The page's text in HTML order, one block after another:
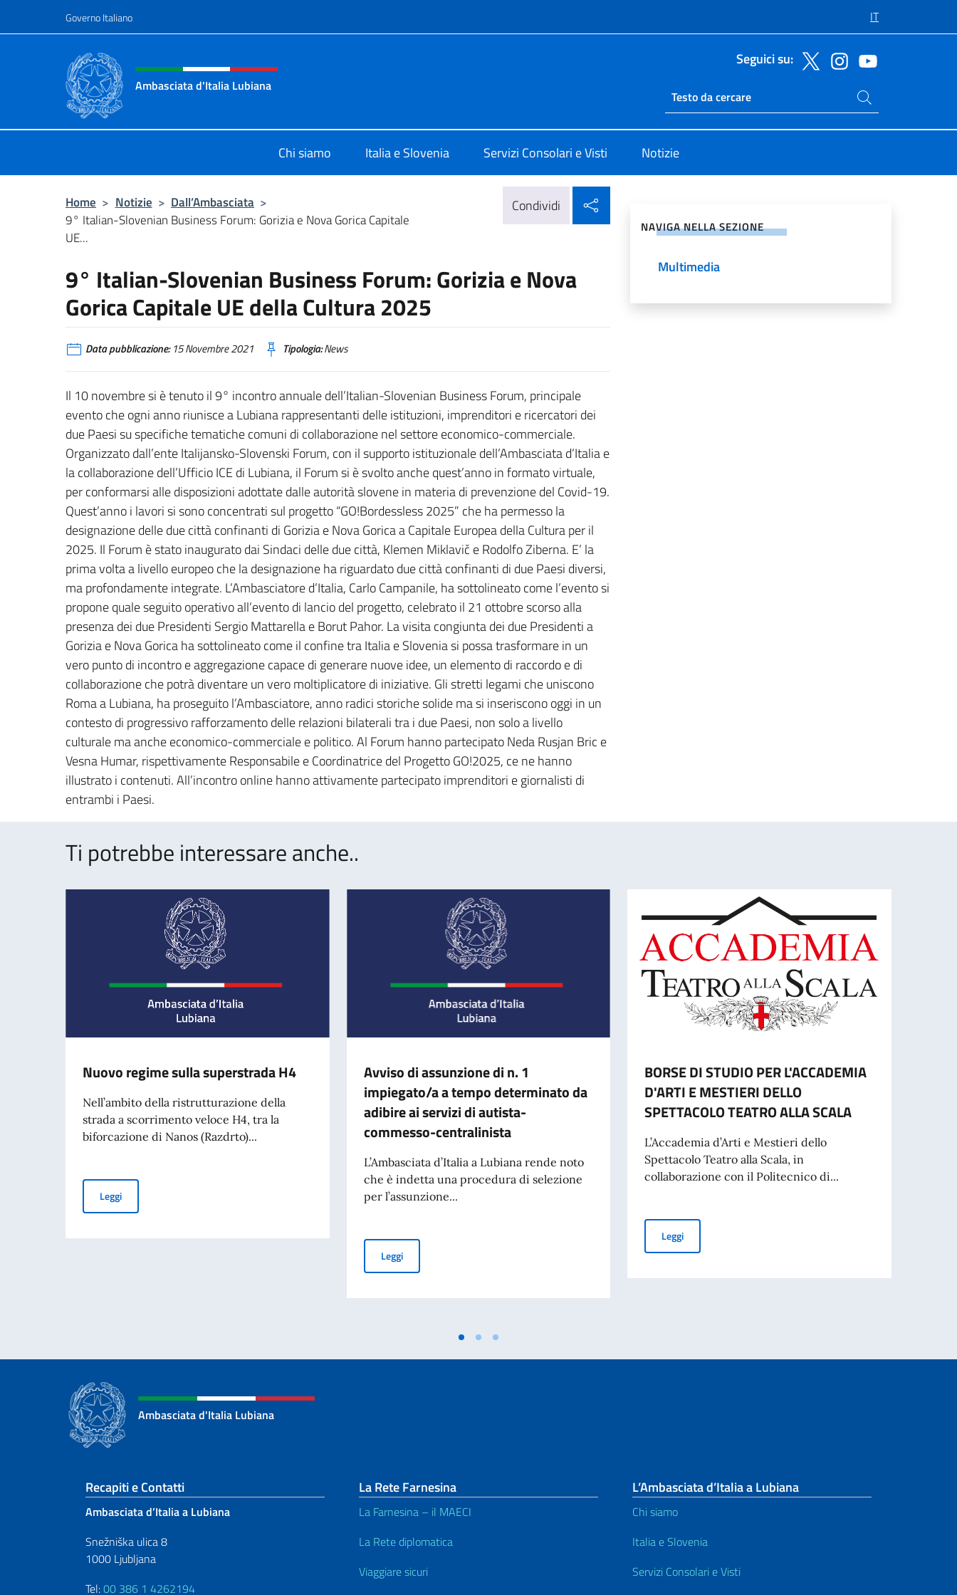
Governo Italiano IT
Intestazione sito, social e menù
Ambasciata d'Italia Lubiana
Seguici su:
Ricerca sito live
Cerca nel sito
Chi siamo Italia e Slovenia Servizi Consolari e Visti Notizie
Home > Notizie > Dall’Ambasciata >
9° Italian-Slovenian Business Forum: Gorizia e Nova Gorica Capitale
UE...
Condividi
9° Italian-Slovenian Business Forum: Gorizia e Nova
Gorica Capitale UE della Cultura 2025
Data pubblicazione:15 Novembre 2021 Tipologia:News
Il 10 novembre si è tenuto il 9° incontro annuale dell’Italian-Slovenian Business Forum, principale
evento che ogni anno riunisce a Lubiana rappresentanti delle istituzioni, imprenditori e ricercatori dei
due Paesi su specifiche tematiche comuni di collaborazione nel settore economico-commerciale.
Organizzato dall’ente Italijansko-Slovenski Forum, con il supporto istituzionale dell’Ambasciata d’Italia e
la collaborazione dell’Ufficio ICE di Lubiana, il Forum si è svolto anche quest’anno in formato virtuale,
per conformarsi alle disposizioni adottate dalle autorità slovene in materia di prevenzione del Covid-19.
Quest’anno i lavori si sono concentrati sul progetto “GO!Bordessless 2025” che ha permesso la
designazione delle due città confinanti di Gorizia e Nova Gorica a Capitale Europea della Cultura per il
2025. Il Forum è stato inaugurato dai Sindaci delle due città, Klemen Miklavič e Rodolfo Ziberna. E’ la
prima volta a livello europeo che la designazione ha riguardato due città confinanti di due Paesi diversi,
ma profondamente integrate. L’Ambasciatore d’Italia, Carlo Campanile, ha sottolineato come l’evento si
propone quale seguito operativo all’evento di lancio del progetto, celebrato il 21 ottobre scorso alla
presenza dei due Presidenti Sergio Mattarella e Borut Pahor. La visita congiunta dei due Presidenti a
Gorizia e Nova Gorica ha sottolineato come il confine tra Italia e Slovenia si possa trasformare in un
vero punto di incontro e aggregazione capace di generare nuove idee, un elemento di raccordo e di
collaborazione che potrà diventare un vero moltiplicatore di iniziative. Gli stretti legami che uniscono
Roma a Lubiana, ha proseguito l’Ambasciatore, anno radici storiche solide ma si inseriscono oggi in un
contesto di progressivo rafforzamento delle relazioni bilaterali tra i due Paesi, non solo a livello
culturale ma anche economico-commerciale e politico. Al Forum hanno partecipato Neda Rusjan Bric e
Vesna Humar, rispettivamente Responsabile e Coordinatrice del Progetto GO!2025, ce ne hanno
illustrato i contenuti. All’incontro online hanno attivamente partecipato imprenditori e giornalisti di
entrambi i Paesi.
NAVIGA NELLA SEZIONE
Multimedia
Ti potrebbe interessare anche..
Nuovo regime sulla superstrada H4
Nell’ambito della ristrutturazione della
strada a scorrimento veloce H4, tra la
biforcazione di Nanos (Razdrto)...
LeggiNuovo regime sulla superstrada H4
Avviso di assunzione di n. 1
impiegato/a a tempo determinato da
adibire ai servizi di autista-
commesso-centralinista
L’Ambasciata d’Italia a Lubiana rende noto
che è indetta una procedura di selezione
per l’assunzione...
LeggiAvviso di assunzione di n. 1 impiegato/a a tempo determinato da adibire ai servizi di autista-commesso-centralinista
BORSE DI STUDIO PER L'ACCADEMIA
D'ARTI E MESTIERI DELLO
SPETTACOLO TEATRO ALLA SCALA
L’Accademia d’Arti e Mestieri dello
Spettacolo Teatro alla Scala, in
collaborazione con il Politecnico di...
LeggiBORSE DI STUDIO PER L'ACCADEMIA D'ARTI E MESTIERI DELLO
Ambasciata d'Italia Lubiana
Sezione footer
Recapiti e Contatti
Ambasciata d’Italia a Lubiana
Snežniška ulica 8
1000 Ljubljana
Tel:00 386 1 4262194
La Rete Farnesina
La Farnesina – il MAECI
La Rete diplomatica
Viaggiare sicuri
L’Ambasciata d’Italia a Lubiana
Chi siamo
Italia e Slovenia
Servizi Consolari e Visti